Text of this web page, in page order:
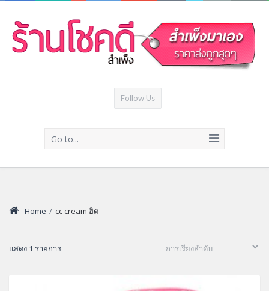
Follow Us
Go to...
Home / cc cream ฮิต
แสดง 1 รายการ